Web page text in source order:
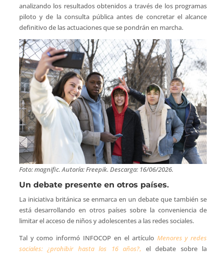
analizando los resultados obtenidos a través de los programas
piloto y de la consulta pública antes de concretar el alcance
definitivo de las actuaciones que se pondrán en marcha.
Foto: magnific. Autoría: Freepik. Descarga: 16/06/2026.
Un debate presente en otros países.
La iniciativa británica se enmarca en un debate que también se
está desarrollando en otros países sobre la conveniencia de
limitar el acceso de niños y adolescentes a las redes sociales.
Tal y como informó INFOCOP en el artículo Menores y redes
sociales: ¿prohibir hasta los 16 años?, el debate sobre la